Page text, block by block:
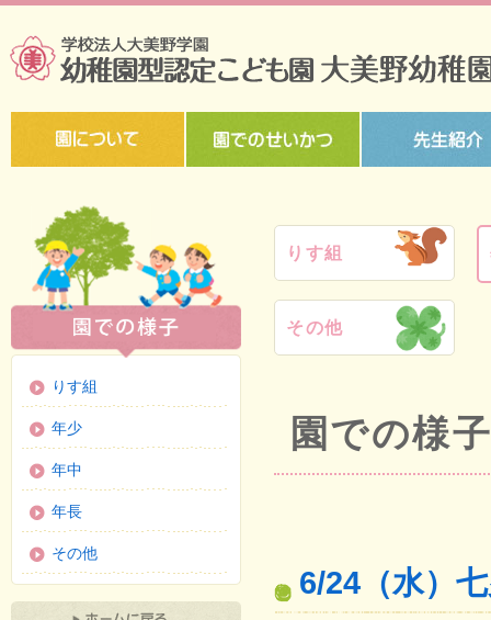
りす組
その他
園での様
6/24（水）
りす組
年少
年中
年長
その他